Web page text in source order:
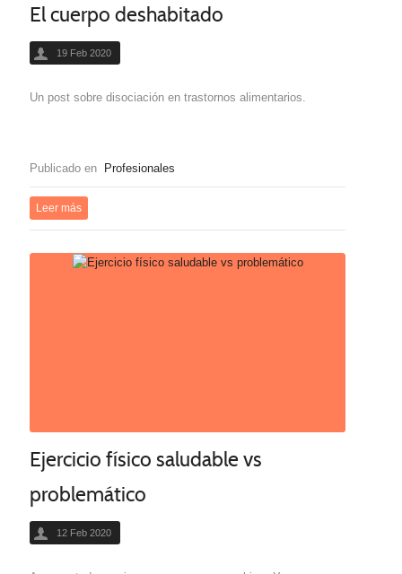
El cuerpo deshabitado
19 Feb 2020
Un post sobre disociación en trastornos alimentarios.
Publicado en Profesionales
Leer más
Ejercicio físico saludable vs
problemático
12 Feb 2020